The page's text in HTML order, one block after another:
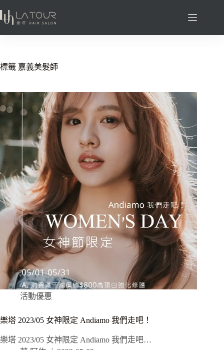
標籤 嘉義美髮師
活動優惠
樂塔 2023/05 女神限定 Andiamo 我們走吧！
樂塔 2023/05 女神限定 Andiamo 我們走吧…